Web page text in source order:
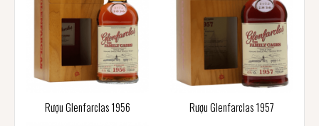
Rượu Glenfarclas 1956 Rượu Glenfarclas 1957